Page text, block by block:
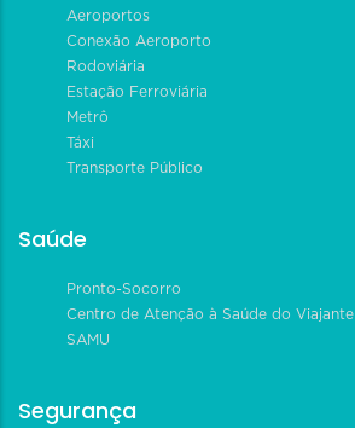
Aeroportos
Conexão Aeroporto
Rodoviária
Estação Ferroviária
Metrô
Táxi
Transporte Público
Saúde
Pronto-Socorro
Centro de Atenção à Saúde do Viajante
SAMU
Segurança